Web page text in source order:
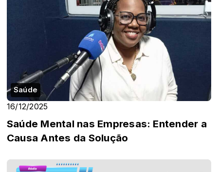
Saúde
16/12/2025
Saúde Mental nas Empresas: Entender a
Causa Antes da Solução